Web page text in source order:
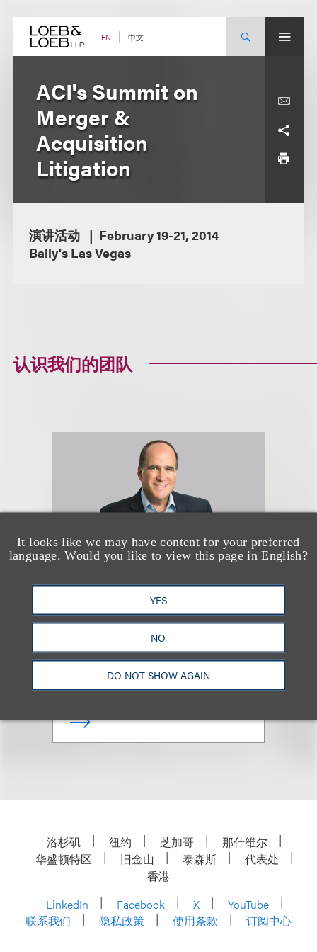
content EN 中文
It looks like we may have content for your preferred
language. Would you like to view this page in English?
YES
NO
DO NOT SHOW AGAIN
ACI's Summit on
Merger &
Acquisition
Litigation
演讲活动
February 19-21, 2014
Bally's Las Vegas
认识我们的团队
Allan B. Duboff
合伙人
+1.310.282.2141
Email
洛杉矶 纽约 芝加哥
那什维尔
华盛顿特区
旧金山 泰森斯
代表处
香港
LinkedIn
Facebook X
YouTube
联系我们
隐私政策 使用条款 订阅中心